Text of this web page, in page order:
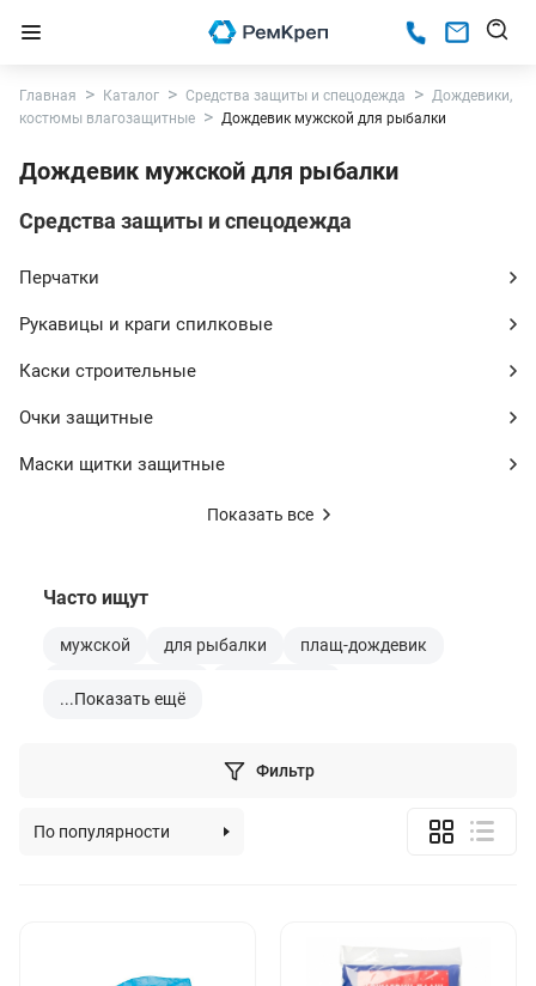
Главная Каталог Средства защиты и спецодежда
Дождевики,
костюмы влагозащитные
Дождевик мужской для рыбалки
Дождевик мужской для рыбалки
Средства защиты и спецодежда
Перчатки
Рукавицы и краги спилковые
Каски строительные
Очки защитные
Маски щитки защитные
Показать все
Часто ищут
мужской для рыбалки
плащ-дождевик
...Показать ещё
Фильтр
По популярности
По цене (убыванию)